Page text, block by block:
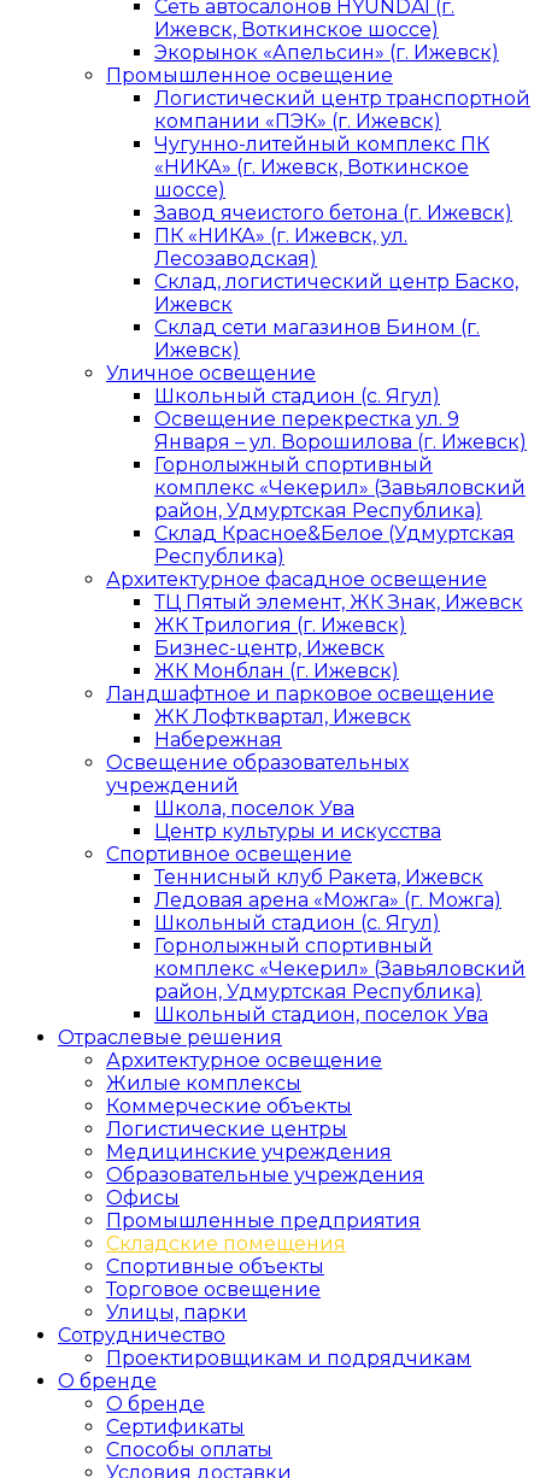
Сеть автосалонов HYUNDAI (г.
Ижевск, Воткинское шоссе)
Экорынок «Апельсин» (г. Ижевск)
Промышленное освещение
Логистический центр транспортной
компании «ПЭК» (г. Ижевск)
Чугунно-литейный комплекс ПК
«НИКА» (г. Ижевск, Воткинское
шоссе)
Завод ячеистого бетона (г. Ижевск)
ПК «НИКА» (г. Ижевск, ул.
Лесозаводская)
Склад, логистический центр Баско,
Ижевск
Склад сети магазинов Бином (г.
Ижевск)
Уличное освещение
Школьный стадион (с. Ягул)
Освещение перекрестка ул. 9
Января – ул. Ворошилова (г. Ижевск)
Горнолыжный спортивный
комплекс «Чекерил» (Завьяловский
район, Удмуртская Республика)
Склад Красное&Белое (Удмуртская
Республика)
Архитектурное фасадное освещение
ТЦ Пятый элемент, ЖК Знак, Ижевск
ЖК Трилогия (г. Ижевск)
Бизнес-центр, Ижевск
ЖК Монблан (г. Ижевск)
Ландшафтное и парковое освещение
ЖК Лофтквартал, Ижевск
Набережная
Освещение образовательных
учреждений
Школа, поселок Ува
Центр культуры и искусства
Спортивное освещение
Теннисный клуб Ракета, Ижевск
Ледовая арена «Можга» (г. Можга)
Школьный стадион (с. Ягул)
Горнолыжный спортивный
комплекс «Чекерил» (Завьяловский
район, Удмуртская Республика)
Школьный стадион, поселок Ува
Отраслевые решения
Архитектурное освещение
Жилые комплексы
Коммерческие объекты
Логистические центры
Медицинские учреждения
Образовательные учреждения
Офисы
Промышленные предприятия
Складские помещения
Спортивные объекты
Торговое освещение
Улицы, парки
Сотрудничество
Проектировщикам и подрядчикам
О бренде
О бренде
Сертификаты
Способы оплаты
Условия доставки